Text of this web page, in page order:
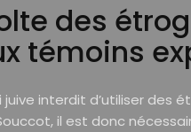
des
témoins
juive interdit d’utiliser des
il est donc